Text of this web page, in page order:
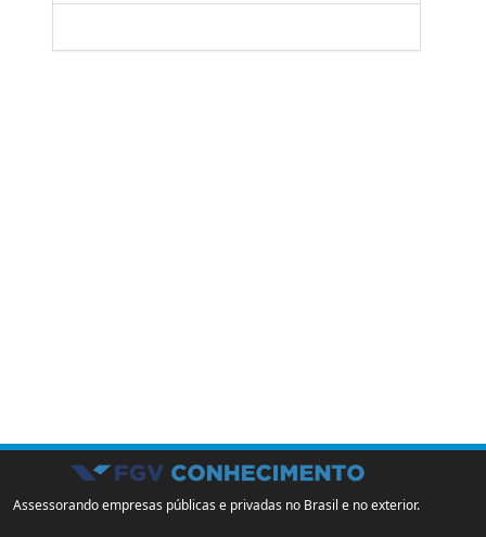
Assessorando empresas públicas e privadas no Brasil e no exterior.